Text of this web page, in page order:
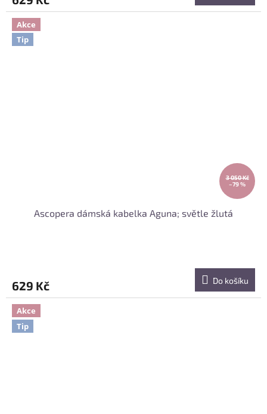
Akce
Tip
3 050 Kč
–79 %
Ascopera dámská kabelka Aguna; světle žlutá
629 Kč Do košíku
Akce
Tip